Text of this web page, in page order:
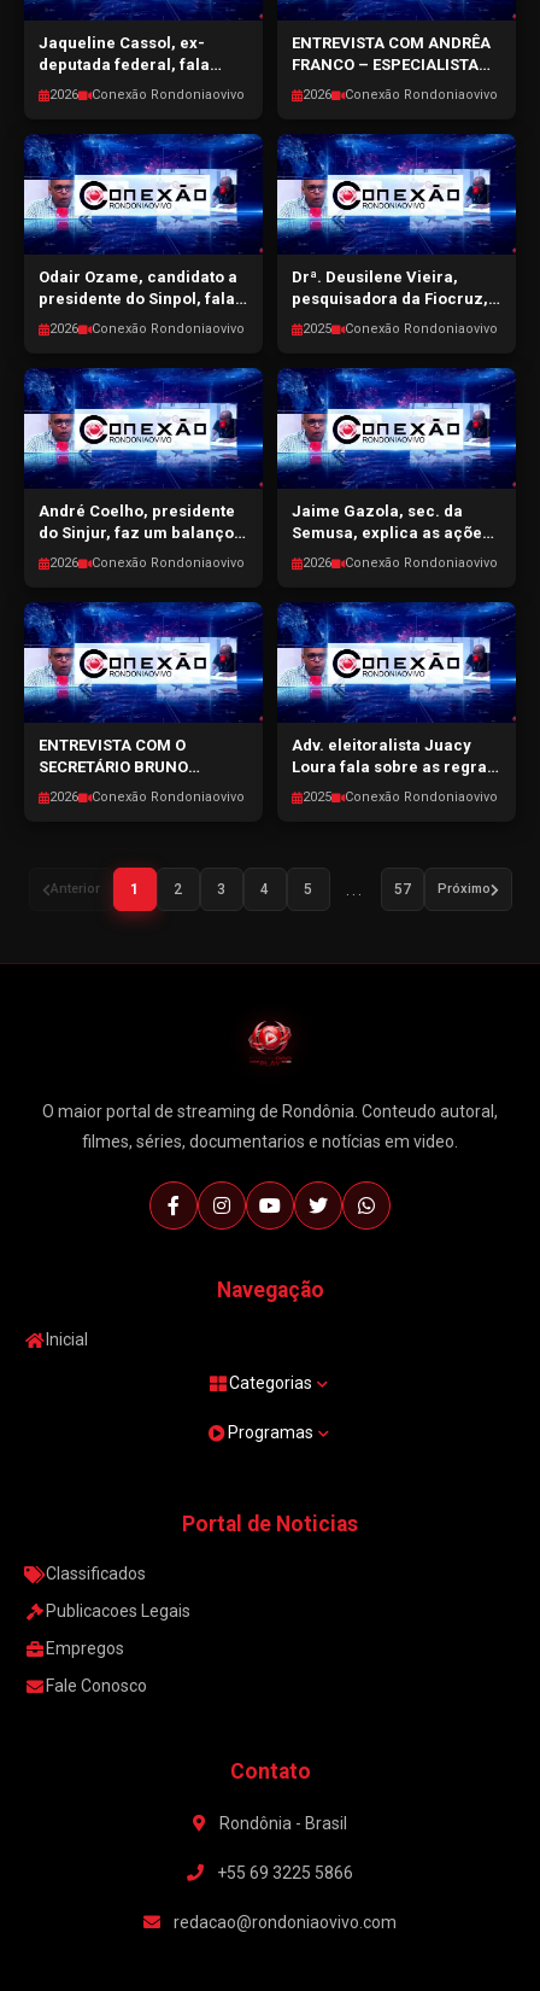
Jaqueline Cassol, ex-
deputada federal, fala
sobre política e pré-
candidatura - CONEXÃO
RONDONIAOVIVO -
25/03/2026
2026 Conexão Rondoniaovivo
ENTREVISTA COM ANDRÊA
FRANCO – ESPECIALISTA
EM ESTRATÉGIA, INOVAÇÃO
E INTELIGÊNCIA ARTIFICIAL
- CONEXÃO
RONDONIAOVIVO -
23/03/2026
2026 Conexão Rondoniaovivo
Odair Ozame, candidato a
presidente do Sinpol, fala
sobre as eleições entre os
policiais civis - CONEXÃO
RONDONIAOVIVO -
20/03/2026
2026 Conexão Rondoniaovivo
Drª. Deusilene Vieira,
pesquisadora da Fiocruz,
fala sobre as doenças
comuns em RO - CONEXÃO
RONDONIAOVIVO -
18/03/2026
2025 Conexão Rondoniaovivo
André Coelho, presidente
do Sinjur, faz um balanço
da gestão no sindicato e da
pré-candidatura -
CONEXÃO RONDONIAOVIVO
- 17/03/2026
2026 Conexão Rondoniaovivo
Jaime Gazola, sec. da
Semusa, explica as ações
da prefeitura na saúde
pública da capital -
CONEXÃO RONDONIAOVIVO
- 12/03/2026
2026 Conexão Rondoniaovivo
ENTREVISTA COM O
SECRETÁRIO BRUNO
HOLANDA, DA EMDUR -
CONEXÃO RONDONIAOVIVO
2026 Conexão Rondoniaovivo
Adv. eleitoralista Juacy
Loura fala sobre as regras
da legislação eleitoral -
CONEXÃO RONDONIAOVIVO
2025 Conexão Rondoniaovivo
Anterior 1 2 3 4 5 57 Próximo
O maior portal de streaming de Rondônia. Conteudo autoral,
filmes, séries, documentarios e notícias em video.
Navegação
Inicial
Categorias
Programas
Portal de Noticias
Classificados
Publicacoes Legais
Empregos
Fale Conosco
Contato
Rondônia - Brasil
+55 69 3225 5866
redacao@rondoniaovivo.com